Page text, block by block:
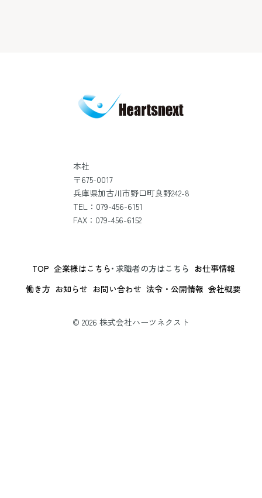
当社のサービス、商品等（以下「当社サービス等」
といいます。）の提供のため
当社サービス等に関する当社の規約、ポリシー等
（以下「規約等」といいます。）に違反する行為に
対する対応のため
当社サービス等に関する規約等の変更などを通知す
取得した閲覧履歴、行動履歴及び購買履歴等の情報
を把握・分析し、当社サービスの改善・機能追加の
関する開発・広告を行うため
本社
〒675-0017
兵庫県加古川市野口町良野242-8
TEL：079-456-6151
FAX：079-456-6152
TOP 企業様はこちら 求職者の方はこちら お仕事情報
働き方 お知らせ お問い合わせ 法令・公開情報 会社概要
© 2026 株式会社ハーツネクスト